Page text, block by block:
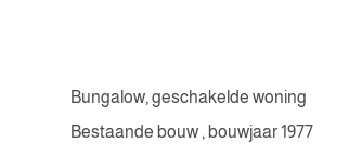
Bungalow, geschakelde woning
Bestaande bouw , bouwjaar 1977